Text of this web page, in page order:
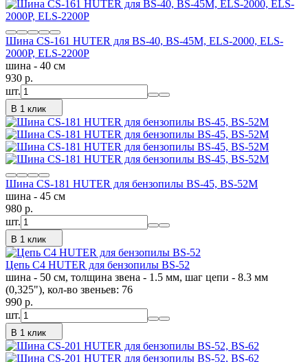
Шина CS-161 HUTER для BS-40, BS-45M, ELS-2000, ELS-
2000Р, ELS-2200Р
шина - 40 см
930 p.
шт.
В 1 клик
Шина CS-181 HUTER для бензопилы BS-45, BS-52M
шина - 45 см
980 p.
шт.
В 1 клик
Цепь C4 HUTER для бензопилы BS-52
шина - 50 см, толщина звена - 1.5 мм, шаг цепи - 8.3 мм
(0,325"), кол-во звеньев: 76
990 p.
шт.
В 1 клик